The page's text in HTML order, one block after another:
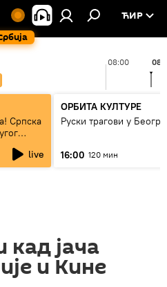
ЋИР
08:00
Српска
live
ОРБИТА КУЛТУРЕ
Руски трагови у
16:00 120 мин
кад јача
и Кине